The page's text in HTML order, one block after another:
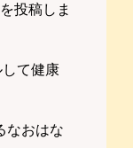
投稿しま
して健康
なおはな